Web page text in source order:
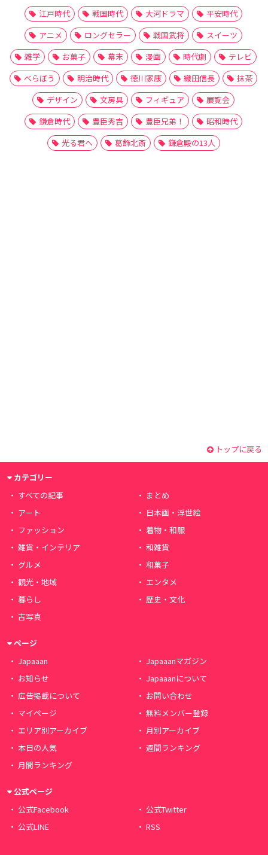
江戸時代 戦国時代 大河ドラマ
平安時代
アニメ
ロングセラー 戦国武将
スイーツ
雑学
お菓子 幕末 漫画 時代劇
テレビ
べらぼう
明治時代 徳川家康 織田信長
抹茶
デザイン
文房具 フィギュア
展覧会
鎌倉時代
豊臣秀吉 豊臣兄弟！
昭和時代
光る君へ
葛飾北斎 鎌倉殿の13人
トップに戻る
カテゴリー
すべての記事
まとめ
アート
日本画・浮世絵
ファッション
着物・和服
雑貨・インテリア
和雑貨
グルメ
和菓子
観光・地域
エンタメ
暮らし
歴史・文化
古写真
ページ
Japaaan
Japaaanマガジン
お知らせ
Japaaanについて
広告掲載について
お問い合わせ
マイページ
無料メンバー登録
エリア別アーカイブ
月別アーカイブ
本日の人気
週間ランキング
月間ランキング
公式ページ
公式Facebook
公式Twitter
公式LINE
RSS